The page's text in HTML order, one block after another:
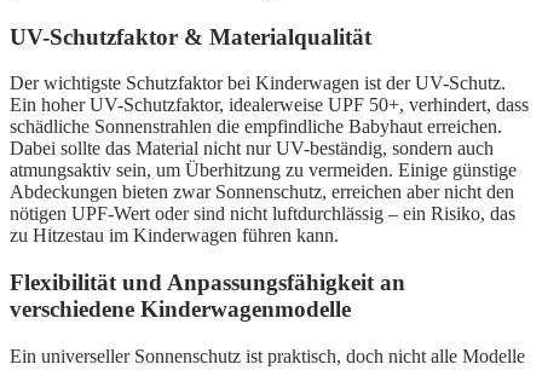
UV-Schutzfaktor & Materialqualität
Der wichtigste Schutzfaktor bei Kinderwagen ist der UV-Schutz.
Ein hoher UV-Schutzfaktor, idealerweise UPF 50+, verhindert, dass
schädliche Sonnenstrahlen die empfindliche Babyhaut erreichen.
Dabei sollte das Material nicht nur UV-beständig, sondern auch
atmungsaktiv sein, um Überhitzung zu vermeiden. Einige günstige
Abdeckungen bieten zwar Sonnenschutz, erreichen aber nicht den
nötigen UPF-Wert oder sind nicht luftdurchlässig – ein Risiko, das
zu Hitzestau im Kinderwagen führen kann.
Flexibilität und Anpassungsfähigkeit an
verschiedene Kinderwagenmodelle
Ein universeller Sonnenschutz ist praktisch, doch nicht alle Modelle